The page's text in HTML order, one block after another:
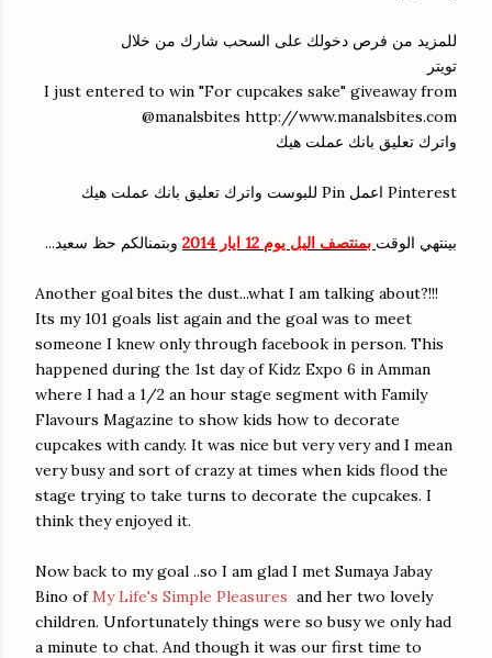
للمزيد من فرص دخولك على السحب شارك من خلال
تويتر
I just entered to win "For cupcakes sake" giveaway from
@manalsbites http://www.manalsbites.com
واترك تعليق بانك عملت هيك
Pinterest اعمل Pin للبوست واترك تعليق بانك عملت هيك
بينتهي الوقت بمنتصف اليل يوم 12 ايار 2014 وبتمنالكم حظ سعيد...
Another goal bites the dust...what I am talking about?!!!
Its my 101 goals list again and the goal was to meet
someone I knew only through facebook in person. This
happened during the 1st day of Kidz Expo 6 in Amman
where I had a 1/2 an hour stage segment with Family
Flavours Magazine to show kids how to decorate
cupcakes with candy. It was nice but very very and I mean
very busy and sort of crazy at times when kids flood the
stage trying to take turns to decorate the cupcakes. I
think they enjoyed it.
Now back to my goal ..so I am glad I met Sumaya Jabay
Bino ofMy Life's Simple Pleasures and her two lovely
children. Unfortunately things were so busy we only had
a minute to chat. And though it was our first time to